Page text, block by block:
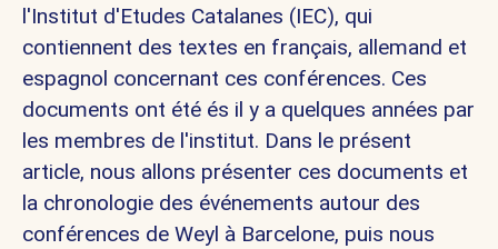
l'Institut d'Etudes Catalanes (IEC), qui
contiennent des textes en français, allemand et
espagnol concernant ces conférences. Ces
documents ont été és il y a quelques années par
les membres de l'institut. Dans le présent
article, nous allons présenter ces documents et
la chronologie des événements autour des
conférences de Weyl à Barcelone, puis nous